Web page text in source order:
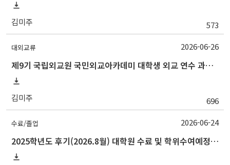
김미주 573
대외교류
제9기 국립외교원 국민외교아카데미 대학생 외교 연수 과정 참가자 추천 신청(~7.2.)
김미주 696
2026-06-26
수료/졸업
2025학년도 후기(2026.8월) 대학원 수료 및 학위수여예정자 안내
2026-06-24